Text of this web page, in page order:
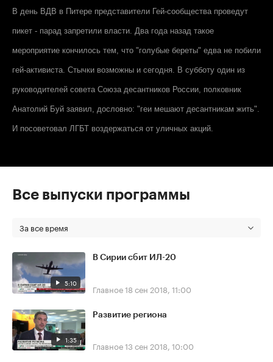
В день ВДВ в Питере представители Гей-сообщества проведут
пикет - парад запретили власти. Два года назад такое
мероприятие кончилось тем, что "голубые береты" едва не побили
гей-активиста. Стычки возможны и сегодня. В субботу один из
руководителей совета Союза десантников России, полковник
Анатолий Буй заявил, дословно: "геи мешают десантникам жить".
И посоветовал ЛГБТ воздержаться от уличных акций.
Все выпуски программы
За все время
5:10
В Сирии сбит ИЛ-20
Главное18 сен 2018, 11:00
1:35
Развитие региона
Главное13 сен 2018, 10:00